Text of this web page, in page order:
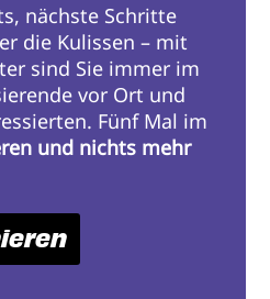
nächste Schritte
die Kulissen – mit
sind Sie immer im
vor Ort und
Fünf Mal im
und nichts mehr